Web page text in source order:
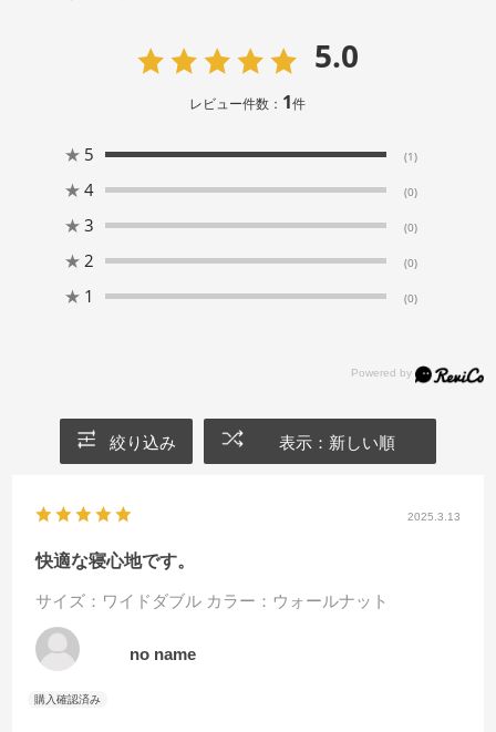
5.0
レビュー件数： 1件
★ 5 (1)
★ 4 (0)
★ 3 (0)
★ 2 (0)
★ 1 (0)
絞り込み 表示：新しい順
2025.3.13
快適な寝心地です。
サイズ：ワイドダブル カラー：ウォールナット
no name